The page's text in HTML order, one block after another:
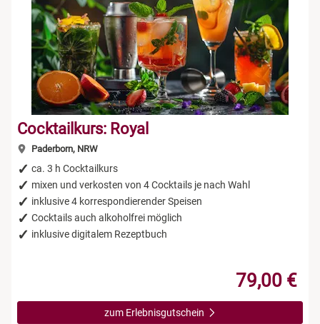
Cocktailkurs: Royal
Paderborn, NRW
ca. 3 h Cocktailkurs
mixen und verkosten von 4 Cocktails je nach Wahl
inklusive 4 korrespondierender Speisen
Cocktails auch alkoholfrei möglich
inklusive digitalem Rezeptbuch
79,00 €
zum Erlebnisgutschein